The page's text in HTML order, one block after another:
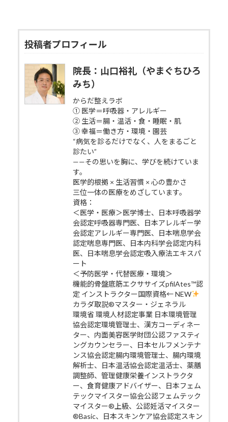
投稿者プロフィール
院長：山口裕礼（やまぐちひろ
みち）
からだ整えラボ
① 医学＝呼吸器・アレルギー
② 生活＝腸・温活・食・睡眠・肌
③ 幸福＝働き方・環境・園芸
“病気を診るだけでなく、人をまるごと
診たい”
——その思いを胸に、学びを続けていま
す。
医学的根拠 × 生活習慣 × 心の豊かさ
三位一体の医療をめざしています。
資格：
＜医学・医療＞医学博士、日本呼吸器学
会認定呼吸器専門医、日本アレルギー学
会認定アレルギー専門医、日本喘息学会
認定喘息専門医、日本内科学会認定内科
医、日本喘息学会認定吸入療法エキスパ
ート
＜予防医学・代替医療・環境＞
機能的骨盤底筋エクササイズpfilAtes™認
定 インストラクター国際資格← NEW
カラダ取説®マスター・ジェネラル
環境省 環境人材認定事業 日本環境管理
協会認定環境管理士、漢方コーディネー
ター、内面美容医学財団公認ファスティ
ングカウンセラー、日本セルフメンテナ
ンス協会認定腸内環境管理士、腸内環境
解析士、日本温活協会認定温活士、薬膳
調整師、管理健康栄養インストラクタ
ー、食育健康アドバイザー、日本フェム
テックマイスター協会公認フェムテック
マイスター®上級、公認妊活マイスター
®Basic、日本スキンケア協会認定スキン